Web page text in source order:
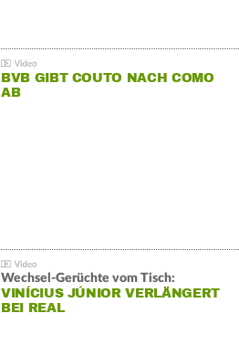
BVB GIBT COUTO NACH COMO
AB
Wechsel-Gerüchte vom Tisch:
VINÍCIUS JÚNIOR VERLÄNGERT
BEI REAL